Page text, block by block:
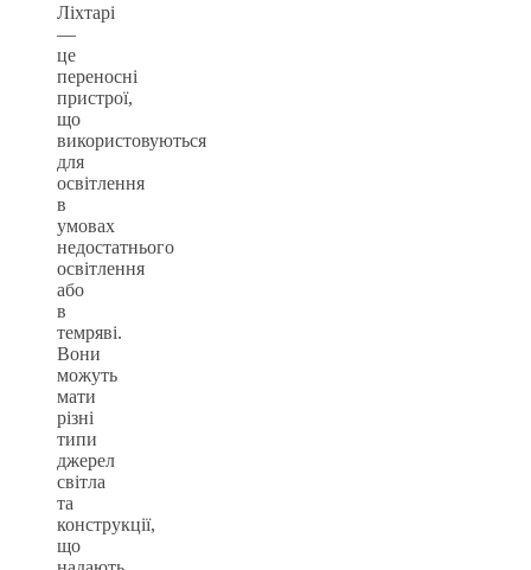
Ліхтарі
—
це
переносні
пристрої,
що
використовуються
для
освітлення
в
умовах
недостатнього
освітлення
або
в
темряві.
Вони
можуть
мати
різні
типи
джерел
світла
та
конструкції,
що